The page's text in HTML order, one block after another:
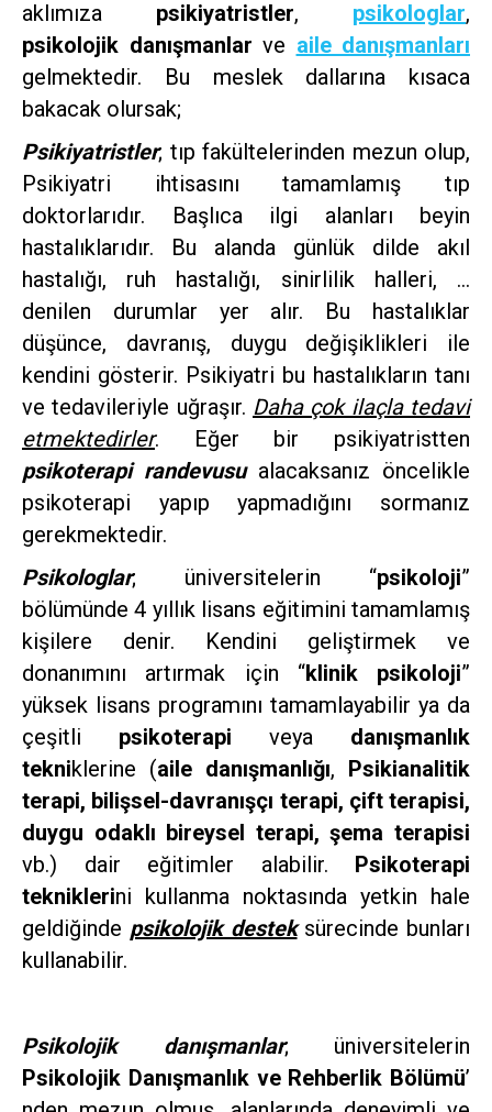
aklımıza psikiyatristler, psikologlar,
psikolojik danışmanlar ve aile danışmanları
gelmektedir. Bu meslek dallarına kısaca
bakacak olursak;
Psikiyatristler; tıp fakültelerinden mezun olup,
Psikiyatri ihtisasını tamamlamış tıp
doktorlarıdır. Başlıca ilgi alanları beyin
hastalıklarıdır. Bu alanda günlük dilde akıl
hastalığı, ruh hastalığı, sinirlilik halleri, …
denilen durumlar yer alır. Bu hastalıklar
düşünce, davranış, duygu değişiklikleri ile
kendini gösterir. Psikiyatri bu hastalıkların tanı
ve tedavileriyle uğraşır. Daha çok ilaçla tedavi
etmektedirler. Eğer bir psikiyatristten
psikoterapi randevusualacaksanız öncelikle
psikoterapi yapıp yapmadığını sormanız
gerekmektedir.
Psikologlar; üniversitelerin “psikoloji”
bölümünde 4 yıllık lisans eğitimini tamamlamış
kişilere denir. Kendini geliştirmek ve
donanımını artırmak için “klinik psikoloji”
yüksek lisans programını tamamlayabilir ya da
çeşitli psikoterapi veya danışmanlık
tekniklerine (aile danışmanlığı, Psikianalitik
terapi, bilişsel-davranışçı terapi, çift terapisi,
duygu odaklı bireysel terapi, şema terapisi
vb.) dair eğitimler alabilir. Psikoterapi
tekniklerini kullanma noktasında yetkin hale
geldiğinde psikolojik desteksürecinde bunları
kullanabilir.
Psikolojik danışmanlar; üniversitelerin
Psikolojik Danışmanlık ve Rehberlik Bölümü’